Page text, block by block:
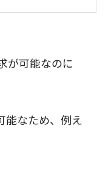
が可能なのに
能なため、例え